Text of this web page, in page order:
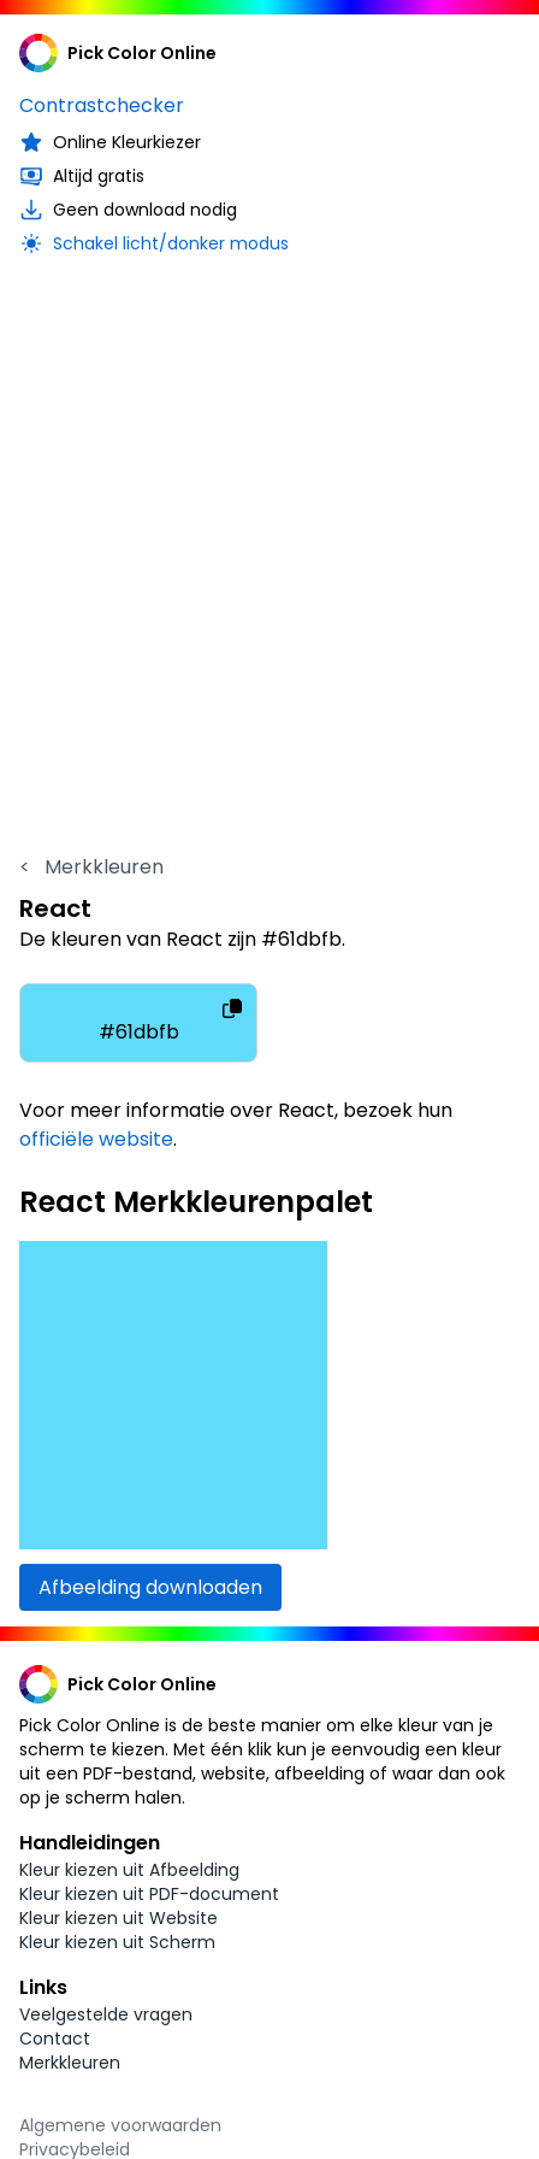
Pick Color Online
Contrastchecker
Online Kleurkiezer
Altijd gratis
Geen download nodig
Schakel licht/donker modus
< Merkkleuren
React
De kleuren van React zijn #61dbfb.
#61dbfb
Voor meer informatie over React, bezoek hun
officiële website.
React Merkkleurenpalet
Afbeelding downloaden
Pick Color Online
Pick Color Online is de beste manier om elke kleur van je
scherm te kiezen. Met één klik kun je eenvoudig een kleur
uit een PDF-bestand, website, afbeelding of waar dan ook
op je scherm halen.
Handleidingen
Kleur kiezen uit Afbeelding
Kleur kiezen uit PDF-document
Kleur kiezen uit Website
Kleur kiezen uit Scherm
Links
Veelgestelde vragen
Contact
Merkkleuren
Algemene voorwaarden
Privacybeleid